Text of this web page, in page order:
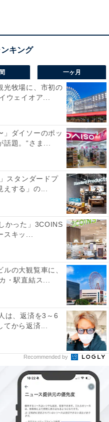
口コミが寄せられていま
・循環を一切行わない
泉を贅沢に堪能でき、
そのまま肌で実感でき
非常に優れており、入
高い美肌効果や、毛穴
果をやさしく体感でき
一ヶ月
光牧場に、市初の
ウェイオア...
」ダイソーのポッ
題。“さま...
スタンダードプ
えする」の...
かった」3COINS
キッ...
ルの大観覧車に、
・駅直結ス...
は、返済を3～6
てから返済...
Recommended by